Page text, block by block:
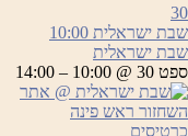
30
שבת ישראלית 10:00
שבת ישראלית
ספט 30 @ 10:00 – 14:00
כרטיסים